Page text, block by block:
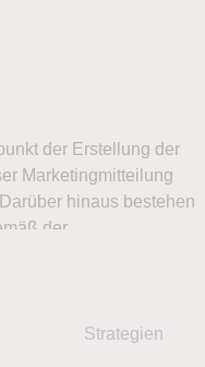
Strategien